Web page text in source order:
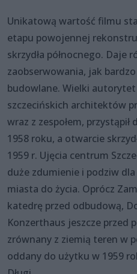
Unikatową wartość filmu
etapu powojennej
skrzydła północnego. Daje
zaobserwowania, jak
budowlane. Wielki
szczecińskich architektów
wraz z zespołem,
1958 roku, a otwarcie
1959 r. Ujęcia centrum
duże zdumienie i podziw
miasta do życia. Oprócz
katedrę przed odbudową,
Konzerthaus jeszcze przed
zrównany z ziemią teren w
oddany do użytku w 1959